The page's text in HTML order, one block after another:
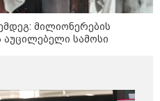
ვგმობთ ირაკლი
ცვლილებისთვის"
/ 08-08-2026
მილიონერების
სამოსი